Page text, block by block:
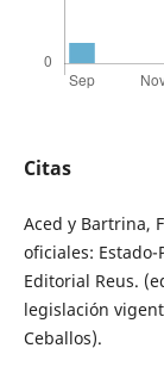
Citas
Aced y Bartrina,
oficiales:
Editorial Reus.
legislación
Ceballos).